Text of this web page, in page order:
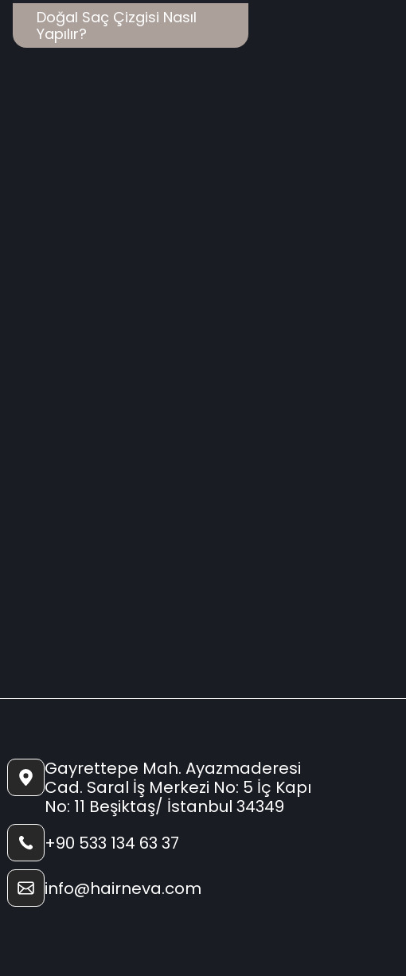
Doğal Saç Çizgisi Nasıl
Yapılır?
Gayrettepe Mah. Ayazmaderesi
Cad. Saral İş Merkezi No: 5 İç Kapı
No: 11 Beşiktaş/ İstanbul 34349
+90 533 134 63 37
info@hairneva.com